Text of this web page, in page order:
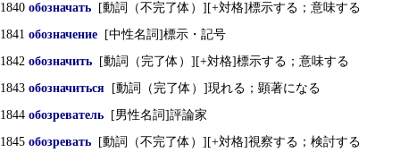
1840 обозначать [動詞（不完了体）][+対格]標示する；意味する
1841 обозначение [中性名詞]標示・記号
1842 обозначить [動詞（完了体）][+対格]標示する；意味する
1843 обозначиться [動詞（完了体）]現れる；顕著になる
1844 обозреватель [男性名詞]評論家
1845 обозревать [動詞（不完了体）][+対格]視察する；検討する